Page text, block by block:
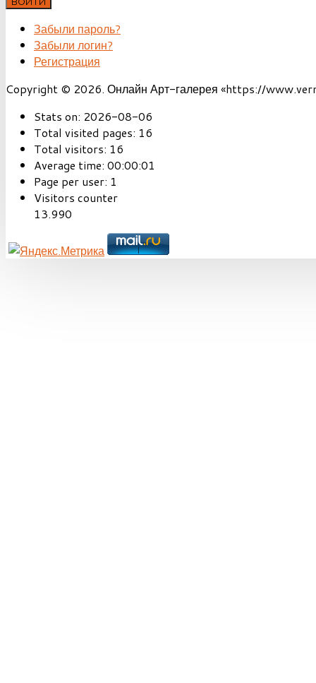
Забыли пароль?
Забыли логин?
Регистрация
Copyright © 2026. Онлайн Арт-галерея «https://
Stats on: 2026-08-06
Total visited pages: 16
Total visitors: 16
Average time: 00:00:01
Page per user: 1
Visitors counter
13.990